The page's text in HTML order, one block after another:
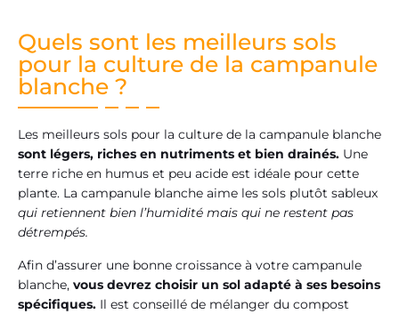
Quels sont les meilleurs sols
pour la culture de la campanule
blanche ?
Les meilleurs sols pour la culture de la campanule blanche
sont légers, riches en nutriments et bien drainés. Une
terre riche en humus et peu acide est idéale pour cette
plante. La campanule blanche aime les sols plutôt sableux
qui retiennent bien l’humidité mais qui ne restent pas
détrempés.
Afin d’assurer une bonne croissance à votre campanule
blanche, vous devrez choisir un sol adapté à ses besoins
spécifiques. Il est conseillé de mélanger du compost